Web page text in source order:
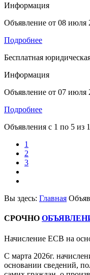
Информация
Объявление от 08 июля
Подробнее
Бесплатная
Информация
Объявление от 07 июля
Подробнее
Объявления с 1 по 5 из
1
2
3
Вы здесь: Главная
СРОЧНО
Начисление ЕСВ на
С марта 2026г.
основании сведений,